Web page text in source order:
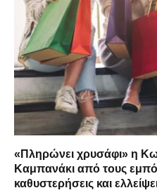
«Πληρώνει χρυσάφι» η
Καμπανάκι από τους
καθυστερήσεις και